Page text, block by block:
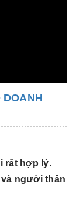
DOANH
rất hợp lý.
người thân